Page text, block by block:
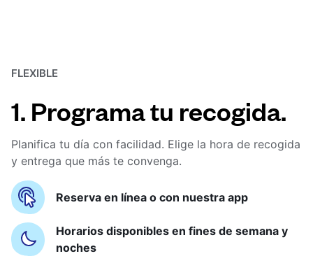
FLEXIBLE
1. Programa tu recogida.
Planifica tu día con facilidad. Elige la hora de recogida
y entrega que más te convenga.
Reserva en línea o con nuestra app
Horarios disponibles en fines de semana y
noches